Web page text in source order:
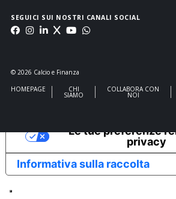
SEGUICI SUI NOSTRI CANALI SOCIAL
© 2026 Calcio e Finanza
HOMEPAGE
CHI
SIAMO
COLLABORA CON
NOI
Informativa sulla raccolta
Le tue preferenze
privacy